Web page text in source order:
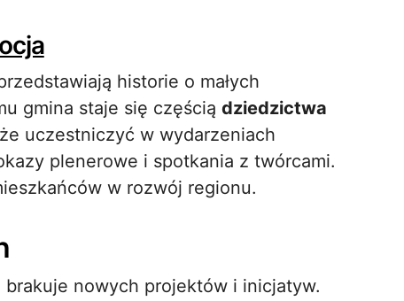
historie o małych
gmina staje się częścią dziedzictwa
uczestniczyć w wydarzeniach
plenerowe i spotkania z twórcami.
w rozwój regionu.
nowych projektów i inicjatyw.